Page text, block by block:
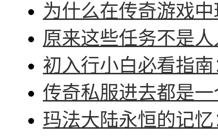
为什么在传奇游戏
原来这些任务不是
初入行小白必看指
传奇私服进去都是
玛法大陆永恒的记